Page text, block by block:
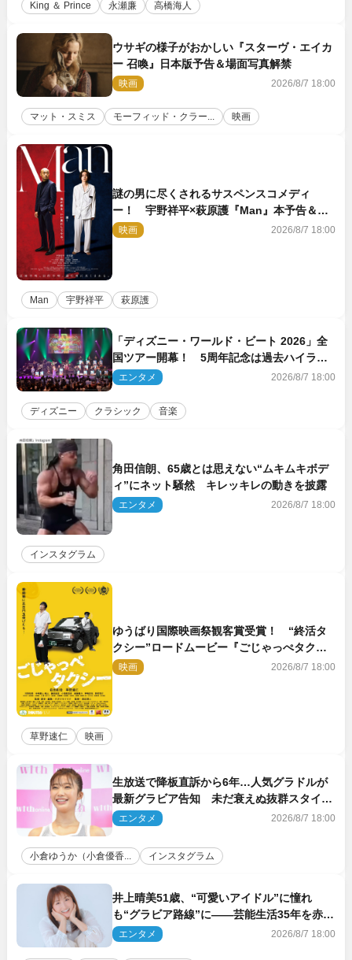
King ＆ Prince 永瀬廉 高橋海人
ウサギの様子がおかしい『スターヴ・エイカ
ー 召喚』日本版予告＆場面写真解禁
映画 2026/8/7 18:00
マット・スミス モーフィッド・クラー... 映画
謎の男に尽くされるサスペンスコメディ
ー！ 宇野祥平×萩原護『Man』本予告＆新
ビジュアル解禁
映画 2026/8/7 18:00
Man 宇野祥平 萩原護
「ディズニー・ワールド・ビート 2026」全
国ツアー開幕！ 5周年記念は過去ハイライ
ト＆クルーズ旅を大満喫！【潜入レポート】
エンタメ 2026/8/7 18:00
ディズニー クラシック 音楽
角田信朗、65歳とは思えない“ムキムキボデ
ィ”にネット騒然 キレッキレの動きを披露
エンタメ 2026/8/7 18:00
インスタグラム
ゆうばり国際映画祭観客賞受賞！ “終活タ
クシー”ロードムービー『ごじゃっぺタクシ
ー』10月公開＆予告解禁
映画 2026/8/7 18:00
草野速仁 映画
生放送で降板直訴から6年…人気グラドルが
最新グラビア告知 未だ衰えぬ抜群スタイル
に反響
エンタメ 2026/8/7 18:00
小倉ゆうか（小倉優香... インスタグラム
井上晴美51歳、“可愛いアイドル”に憧れ
も“グラビア路線”に――芸能生活35年を赤
裸々に語る 27年ぶりに写真集発売
エンタメ 2026/8/7 18:00